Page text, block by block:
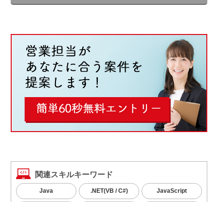
関連スキルキーワード
Java .NET(VB / C#) JavaScript